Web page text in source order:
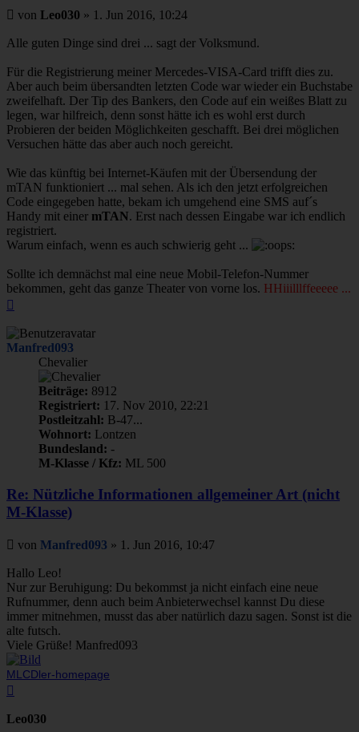
Beitrag
von Leo030 » 1. Jun 2016, 10:24
Alle guten Dinge sind drei ... sagt der Volksmund.
Für die Registrierung meiner Mercedes-VISA-Card trifft dies zu.
Aber auch beim übersandten letzten Code war wieder ein Buchstabe
zweifelhaft. Der Tip des Bankers, den Code auf ein weißes Blatt zu
legen, war hilfreich, denn sonst hätte ich es wohl erst durch
Probieren der beiden Möglichkeiten geschafft. Bei drei möglichen
Versuchen hätte das aber auch noch gereicht.
Wie das künftig bei Internet-Käufen mit der Übersendung der
mTAN funktioniert ... mal sehen. Als ich den jetzt erfolgreichen
Code eingegeben hatte, bekam ich umgehend eine SMS auf´s
Handy mit einer mTAN. Erst nach dessen Eingabe war ich endlich
registriert.
Warum einfach, wenn es auch schwierig geht ...
Sollte ich demnächst mal eine neue Mobil-Telefon-Nummer
bekommen, geht das ganze Theater von vorne los. HHiiilllffeeeee ...
Manfred093
Chevalier
Beiträge: 8912
Registriert: 17. Nov 2010, 22:21
Postleitzahl: B-47...
Wohnort: Lontzen
Bundesland: -
M-Klasse / Kfz: ML 500
Re: Nützliche Informationen allgemeiner Art (nicht
M-Klasse)
Beitrag
von Manfred093 » 1. Jun 2016, 10:47
Hallo Leo!
Nur zur Beruhigung: Du bekommst ja nicht einfach eine neue
Rufnummer, denn auch beim Anbieterwechsel kannst Du diese
immer mitnehmen, musst das aber natürlich dazu sagen. Sonst ist die
alte futsch.
Viele Grüße! Manfred093
MLCDler-homepage
Leo030